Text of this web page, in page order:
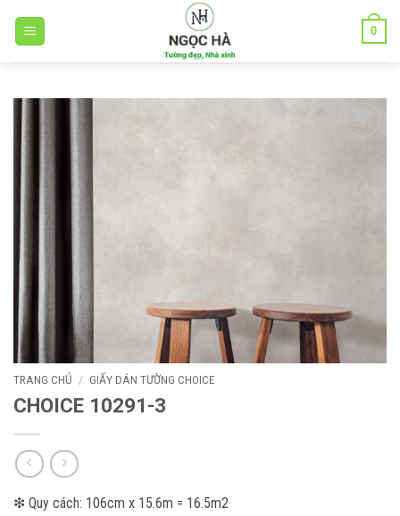
0
TRANG CHỦ / GIẤY DÁN TƯỜNG CHOICE
CHOICE 10291-3
❇ Quy cách: 106cm x 15.6m = 16.5m2